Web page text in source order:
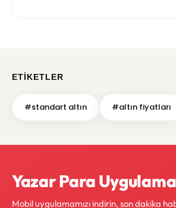
ETIKETLER
#standart altın #altın fiyatları
Yazar Para
Mobil uygulamamızı indirin, son dakika